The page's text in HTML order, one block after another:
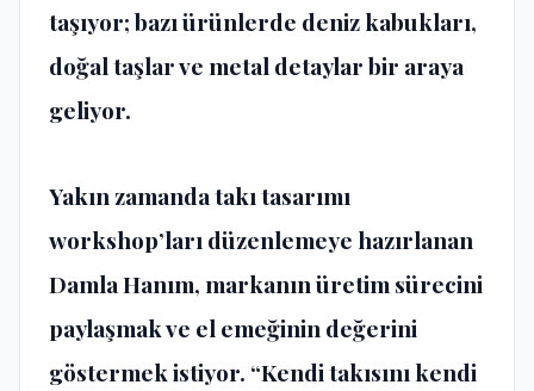
taşıyor; bazı ürünlerde deniz kabukları,
doğal taşlar ve metal detaylar bir araya
geliyor.
Yakın zamanda takı tasarımı
workshop’ları düzenlemeye hazırlanan
Damla Hanım, markanın üretim sürecini
paylaşmak ve el emeğinin değerini
göstermek istiyor. “Kendi takısını kendi